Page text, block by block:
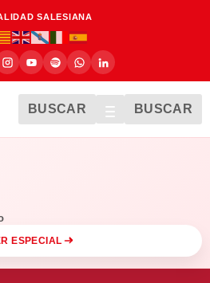
SALESIANA
BUSCAR BUSCAR
ESPECIAL